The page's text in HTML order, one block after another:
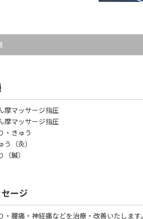
摩マッサージ指圧
摩マッサージ指圧
・きゅう
（灸）
鍼）
ージ
・腰痛・神経痛などを治療・改善いたします